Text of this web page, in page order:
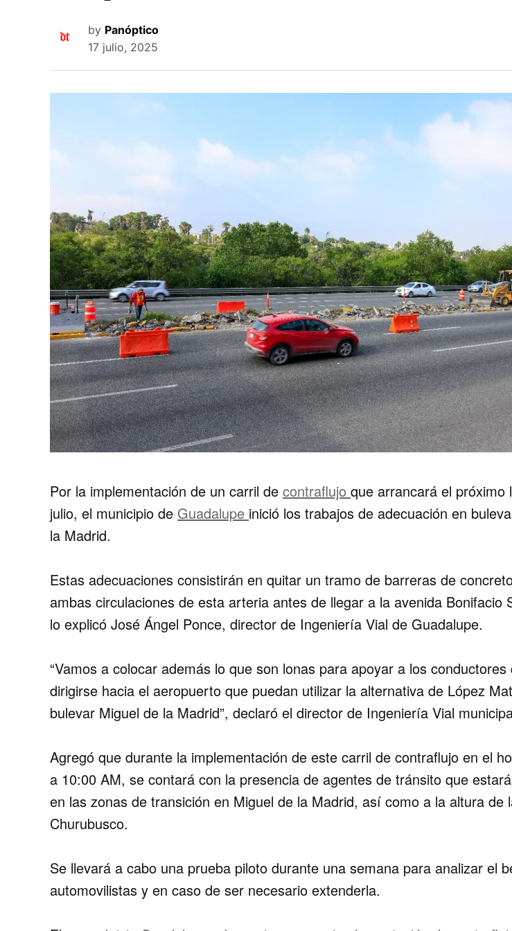
by Panóptico
17 julio, 2025
Por la implementación de un carril de contraflujo que arrancará el próximo
julio, el municipio de Guadalupe inició los trabajos de adecuación en
la Madrid.
Estas adecuaciones consistirán en quitar un tramo de barreras de
ambas circulaciones de esta arteria antes de llegar a la avenida Bonifacio
lo explicó José Ángel Ponce, director de Ingeniería Vial de Guadalupe.
“Vamos a colocar además lo que son lonas para apoyar a los conductores
dirigirse hacia el aeropuerto que puedan utilizar la alternativa de López
bulevar Miguel de la Madrid”, declaró el director de Ingeniería Vial
Agregó que durante la implementación de este carril de contraflujo en el
a 10:00 AM, se contará con la presencia de agentes de tránsito que
en las zonas de transición en Miguel de la Madrid, así como a la altura de
Churubusco.
Se llevará a cabo una prueba piloto durante una semana para analizar el
automovilistas y en caso de ser necesario extenderla.